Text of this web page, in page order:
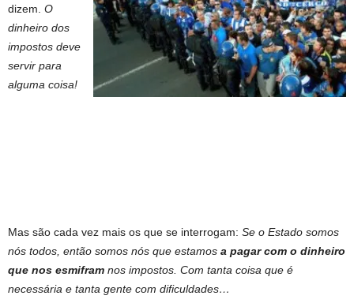
dizem. O
dinheiro dos
impostos deve
servir para
alguma coisa!
Mas são cada vez mais os que se interrogam: Se o Estado somos
nós todos, então somos nós que estamos a pagar com o dinheiro
que nos esmifram nos impostos. Com tanta coisa que é
necessária e tanta gente com dificuldades…